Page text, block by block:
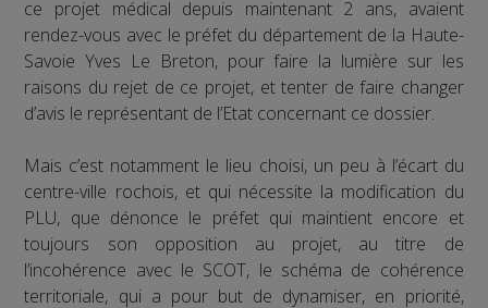
ce projet médical depuis maintenant 2 ans, avaient
rendez-vous avec le préfet du département de la Haute-
Savoie Yves Le Breton, pour faire la lumière sur les
raisons du rejet de ce projet, et tenter de faire changer
d’avis le représentant de l’Etat concernant ce dossier.
Mais c’est notamment le lieu choisi, un peu à l’écart du
centre-ville rochois, et qui nécessite la modification du
PLU, que dénonce le préfet qui maintient encore et
toujours son opposition au projet, au titre de
l’incohérence avec le SCOT, le schéma de cohérence
territoriale, qui a pour but de dynamiser, en priorité,